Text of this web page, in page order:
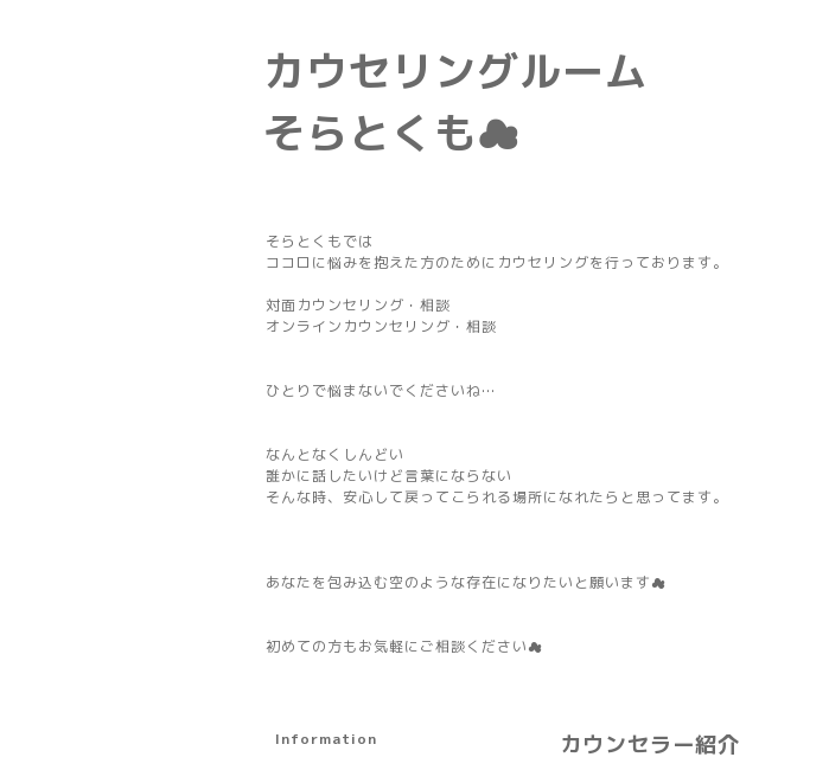
カウセリングルーム
そらとくも☁
そらとくもでは
ココロに悩みを抱えた方のためにカウセリングを行っております。
対面カウンセリング・相談
オンラインカウンセリング・相談
ひとりで悩まないでくださいね…
なんとなくしんどい
誰かに話したいけど言葉にならない
そんな時、安心して戻ってこられる場所になれたらと思ってます。
あなたを包み込む空のような存在になりたいと願います☁
初めての方もお気軽にご相談ください☁
カウンセラー紹介
Information